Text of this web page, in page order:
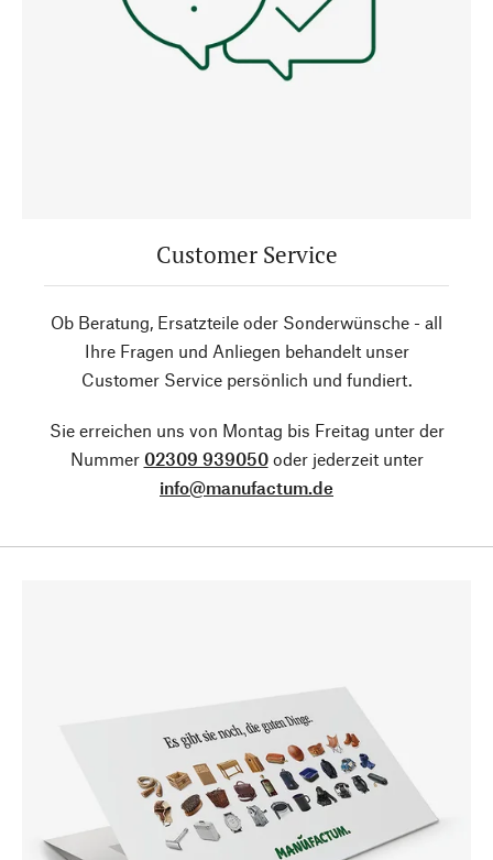
Customer Service
Ob Beratung, Ersatzteile oder Sonderwünsche - all
Ihre Fragen und Anliegen behandelt unser
Customer Service persönlich und fundiert.
Sie erreichen uns von Montag bis Freitag unter der
Nummer 02309 939050oder jederzeit unter
info@manufactum.de